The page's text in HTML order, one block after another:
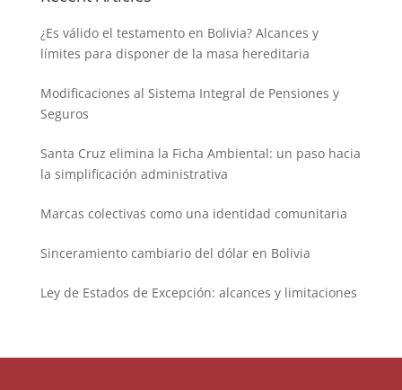
¿Es válido el testamento en Bolivia? Alcances y
límites para disponer de la masa hereditaria
Modificaciones al Sistema Integral de Pensiones y
Seguros
Santa Cruz elimina la Ficha Ambiental: un paso hacia
la simplificación administrativa
Marcas colectivas como una identidad comunitaria
Sinceramiento cambiario del dólar en Bolivia
Ley de Estados de Excepción: alcances y limitaciones